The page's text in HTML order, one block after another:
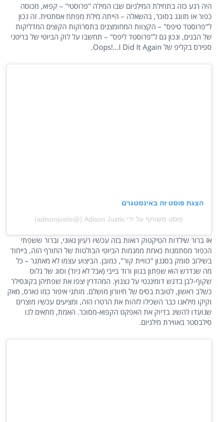
היה רגע כזה בתחילת המילניום שבו המילה "פרוסטי" – קפוא, מכוסה
כפור או מזוגג בסוכר, בהשאלה – הייתה מילת מפתח אסתטית. זה נכון
ל"פרוסטד טיפס" – הקצוות המחומצנים בתסרוקות הקוצים המדליקות
של הבנים, ונכון גם ל"פרוסטד ליפס" – תחשבו על לוק הביוטי של בריטני
ספירס בקליפ של Oops!…I Did It Again.
הצגת פוסט זה באינסטגרם
פוסט משותף על ידי ‏‎Adison Justis‎‏ (@‏‎adisonjustis‎‏)
אז ברור שילדות הטיקטוק רואות בזה עכשיו רעיון גאוני, וברור ששפתי
הכפור מסתמנות כאחת ממגמות הביוטי הבולטות של החורף הזה, בייחוד
בשילוב סומק בסגנון "כוויית קור", כמובן. הביצוע עצמו לא מאתגר – כל
מה שנדרש הוא שפתון בגוון ורוד בייבי (אבל לא ניוד) וסוג של גלוס
שקוף-לבן בדגש דומיננטי על נצנוץ. המהדרין יצפו את שפתיהן בקונסילר
כשלב ראשון, לטובת בסיס של חיוורון מושלם. מותגי איפור כמו נארס, מאק
וקיקו מילאנו כבר השכילו לזהות את הרטרו הזה, ומציעים עכשיו מוצרים
שנועדו להשיג בדיוק את האפקט הקפוא-מסוכר. האמת, מתאים לנו
סילבסטר באווירת מילניום.